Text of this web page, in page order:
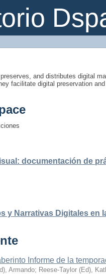
and distributes digital
facilitate digital preservation
documentación de
y Narrativas Digitales en
Informe de la
Armando; Reese-Taylor (Ed),